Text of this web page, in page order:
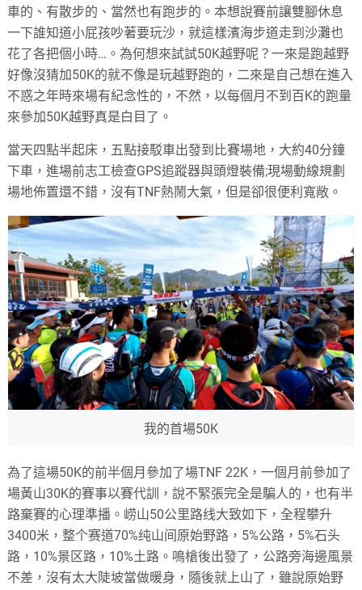
車的、有散步的、當然也有跑步的。本想說賽前讓雙腳休息
一下誰知道小屁孩吵著要玩沙，就這樣濱海步道走到沙灘也
花了各把個小時…。為何想來試試50K越野呢？一來是跑越野
好像沒猜加50K的就不像是玩越野跑的，二來是自己想在進入
不惑之年時來場有紀念性的，不然，以每個月不到百K的跑量
來參加50K越野真是白目了。
當天四點半起床，五點接駁車出發到比賽場地，大約40分鐘
下車，進場前志工檢查GPS追蹤器與頭燈裝備;現場動線規劃
場地佈置還不錯，沒有TNF熱鬧大氣，但是卻很便利寬敞。
我的首場50K
為了這場50K的前半個月參加了場TNF 22K，一個月前參加了
場黃山30K的賽事以賽代訓，說不緊張完全是騙人的，也有半
路棄賽的心理準播。崂山50公里路线大致如下，全程攀升
3400米，整个赛道70%纯山间原始野路，5%公路，5%石头
路，10%景区路，10%土路。鳴槍後出發了，公路旁海邊風景
不差，沒有太大陡坡當做暖身，隨後就上山了，雖說原始野